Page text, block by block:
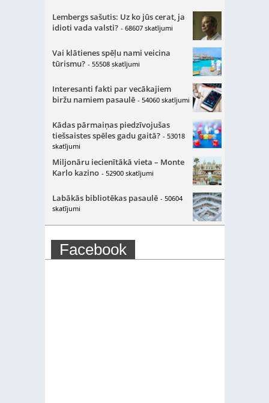
Lembergs sašutis: Uz ko jūs cerat, ja
idioti vada valsti? - 68607 skatījumi
Vai klātienes spēļu nami veicina
tūrismu? - 55508 skatījumi
Interesanti fakti par vecākajiem
biržu namiem pasaulē - 54060 skatījumi
Kādas pārmaiņas piedzīvojušas
tiešsaistes spēles gadu gaitā? - 53018
skatījumi
Miljonāru iecienītākā vieta – Monte
Karlo kazino - 52900 skatījumi
Labākās bibliotēkas pasaulē - 50604
skatījumi
Facebook